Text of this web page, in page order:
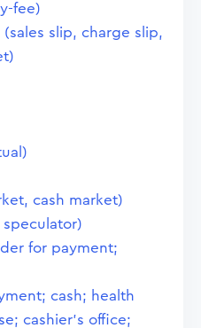
fee)
slip, charge slip,
cash market)
speculator)
for payment;
cash; health
cashier's office;